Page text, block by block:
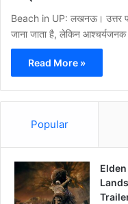
Beach in UP: लखनऊ। उत्तर
जाना जाता है, लेकिन
Read More »
Popular